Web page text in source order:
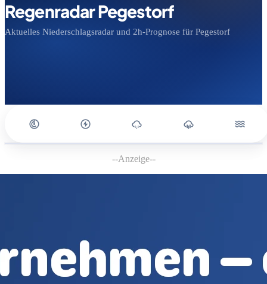
Regenradar Pegestorf
Aktuelles Niederschlagsradar und 2h-Prognose für Pegestorf
--Anzeige--